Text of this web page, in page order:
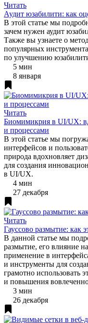
Читать
Аудит юзабилити: как
В этой статье мы
зачем нужен аудит
Также вы узнаете о
популярных
по улучшению
5 мин
8 января
Читать
Биомимикрия в UI/UX:
и процессами
В этой статье мы
интерфейсов и
природа вдохновляет
для создания
в UI/UX.
4 мин
27 декабря
Читать
Гауссово размытие: как
В данной статье мы
размытие, его влияние
применение в
и инструменты для
грамотно использовать
и повышения
3 мин
26 декабря